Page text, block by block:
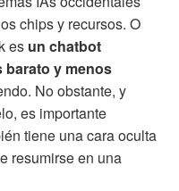
chips y recursos. O
es un chatbot
barato y menos
No obstante, y
es importante
tiene una cara oculta
resumirse en una